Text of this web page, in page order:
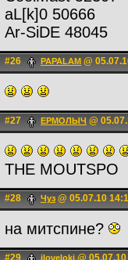
aL[k]0 50666
Ar-SiDE 48045
#26 PAPALAM @
#27 ЕРМОЛЫЧ @
THE MOUTSPO
#28 Чуз @ 05.07.10
на митспине?
#29 iloveloki @